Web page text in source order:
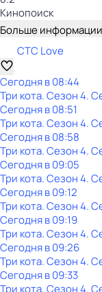
Кинопоиск
Больше информации
СТС Love
Сегодня в 08:44
Три кота. Сезон 4.
Сегодня в 08:51
Три кота. Сезон 4.
Сегодня в 08:58
Три кота. Сезон 4.
Сегодня в 09:05
Три кота. Сезон 4.
Сегодня в 09:12
Три кота. Сезон 4.
Сегодня в 09:19
Три кота. Сезон 4.
Сегодня в 09:26
Три кота. Сезон 4.
Сегодня в 09:33
Три кота. Сезон 4.